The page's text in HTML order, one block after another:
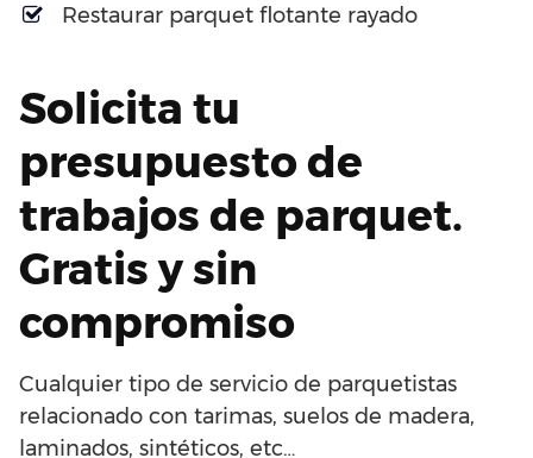
Restaurar parquet flotante rayado
Solicita tu
presupuesto de
trabajos de parquet.
Gratis y sin
compromiso
Cualquier tipo de servicio de parquetistas
relacionado con tarimas, suelos de madera,
laminados, sintéticos, etc…